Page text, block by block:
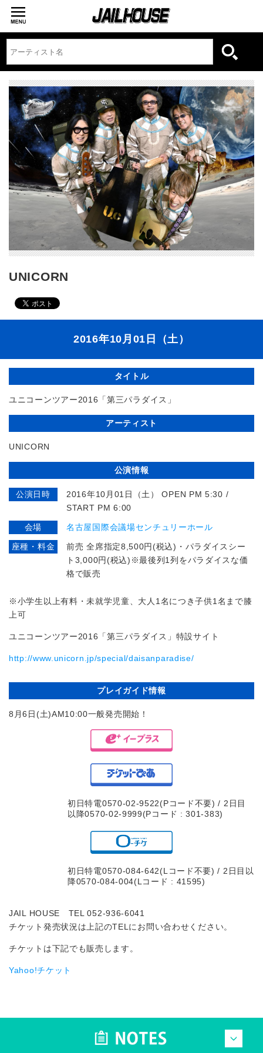
UNICORN
2016年10月01日（土）
タイトル
ユニコーンツアー2016「第三パラダイス」
アーティスト
UNICORN
公演情報
公演日時
2016年10月01日（土） OPEN PM 5:30 /
START PM 6:00
会場 名古屋国際会議場センチュリーホール
座種・料金
前売 全席指定8,500円(税込)・パラダイスシー
ト3,000円(税込)※最後列1列をパラダイスな価
格で販売
※小学生以上有料・未就学児童、大人1名につき子供1名まで膝
上可
ユニコーンツアー2016 「第三パラダイス」特設サイト
http://www.unicorn.jp/special/daisanparadise/
プレイガイド情報
8月6日(土)AM10:00一般発売開始！
初日特電0570-02-9522(Pコード不要) / 2日目
以降0570-02-9999(Pコード : 301-383)
初日特電0570-084-642(Lコード不要) / 2日目以
降0570-084-004(Lコード : 41595)
JAIL HOUSE TEL 052-936-6041
チケット発売状況は上記のTELにお問い合わせください。
チケットは下記でも販売します。
Yahoo!チケット